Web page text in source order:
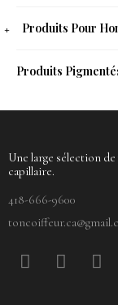
Produits Pour
Produits
Une large sélection
capillaire.
418-666-9600
F
a
P
i
Y
o